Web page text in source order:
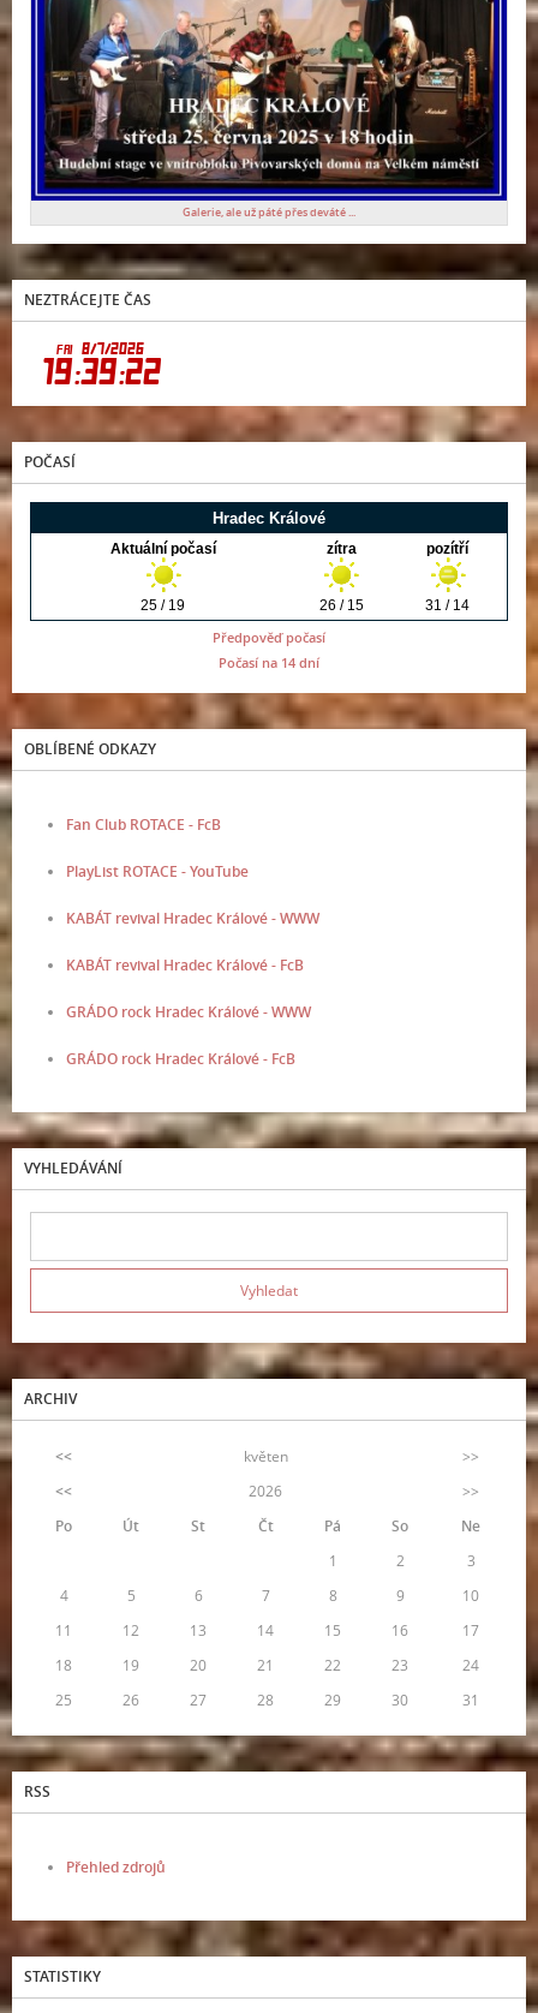
Galerie, ale už páté přes deváté ...
NEZTRÁCEJTE ČAS
POČASÍ
Předpověď počasí
Počasí na 14 dní
OBLÍBENÉ ODKAZY
Fan Club ROTACE - FcB
PlayList ROTACE - YouTube
KABÁT revival Hradec Králové - WWW
KABÁT revival Hradec Králové - FcB
GRÁDO rock Hradec Králové - WWW
GRÁDO rock Hradec Králové - FcB
VYHLEDÁVÁNÍ
ARCHIV
<< květen
>>
<<
2026
>>
Po
Út St Čt Pá So
Ne
1
2
3
4
5 6 7 8 9
10
11
12 13 14 15 16
17
18
19 20 21 22 23
24
25
26 27 28 29 30 31
RSS
Přehled zdrojů
STATISTIKY